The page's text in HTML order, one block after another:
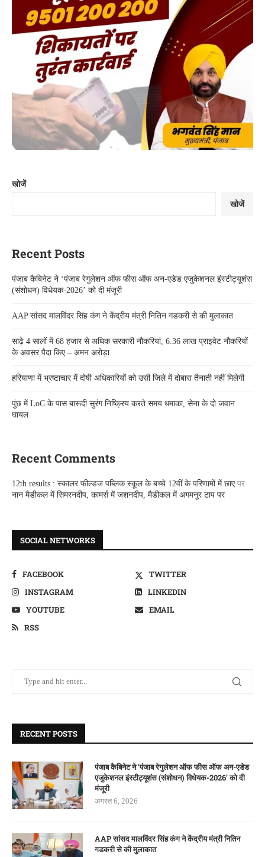
खोजें
खोजें
Recent Posts
पंजाब कैबिनेट ने ‘पंजाब रेगुलेशन ऑफ फीस ऑफ अन-एडेड एजुकेशनल इंस्टीट्यूशंस
(संशोधन) विधेयक-2026’ को दी मंजूरी
AAP सांसद मालविंदर सिंह कंग ने केंद्रीय मंत्री नितिन गडकरी से की मुलाकात
साढ़े 4 सालों में 68 हजार से अधिक सरकारी नौकरियां, 6.36 लाख प्राइवेट नौकरियों
के अवसर पैदा किए – अमन अरोड़ा
हरियाणा में भ्रष्टाचार में दोषी अधिकारियों को उसी जिले में दोबारा तैनाती नहीं मिलेगी
पुंछ में LoC के पास बारूदी सुरंग निष्क्रिय करते समय धमाका, सेना के दो जवान
घायल
Recent Comments
12th results : स्कालर फील्डज पब्लिक स्कूल के बच्चे 12वीं के परिणामों में छाएपर
नान मैडीकल में सिमरनदीप, कामर्स में जशनदीप, मैडीकल में अगमनूर टाप पर
SOCIAL NETWORKS
FACEBOOK
TWITTER
INSTAGRAM
LINKEDIN
YOUTUBE
EMAIL
RSS
RECENT POSTS
पंजाब कैबिनेट ने ‘पंजाब रेगुलेशन ऑफ फीस ऑफ अन-एडेड
एजुकेशनल इंस्टीट्यूशंस (संशोधन) विधेयक-2026’ को दी
मंजूरी
अगस्त 6, 2026
AAP सांसद मालविंदर सिंह कंग ने केंद्रीय मंत्री नितिन
गडकरी से की मुलाकात